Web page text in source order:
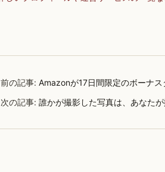
前の記事:Amazonが17日間限定のボーナ
次の記事:誰かが撮影した写真は、あなた